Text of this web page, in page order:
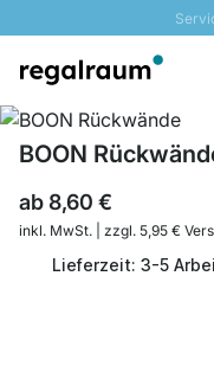
Schnelle
SUNNY
BOON
ab8,60 €
inkl. MwSt. | zzgl. 5,95 €
Lieferzeit: 3-5